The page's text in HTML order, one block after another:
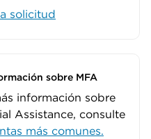
solicitud
sobre MFA
información sobre
Assistance, consulte
más comunes.